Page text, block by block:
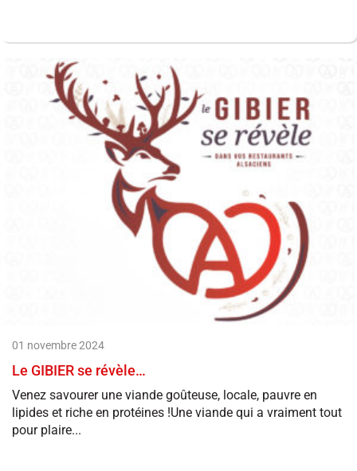
01 novembre 2024
Le GIBIER se révèle…
Venez savourer une viande goûteuse, locale, pauvre en
lipides et riche en protéines !Une viande qui a vraiment tout
pour plaire...